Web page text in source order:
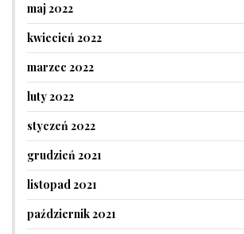
maj 2022
kwiecień 2022
marzec 2022
luty 2022
styczeń 2022
grudzień 2021
listopad 2021
październik 2021